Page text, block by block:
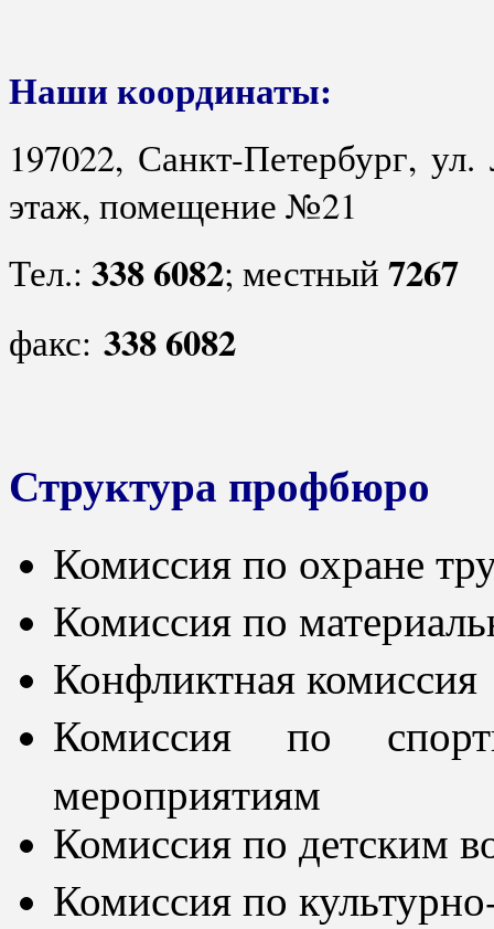
Наши координаты:
197022, Санкт-Петербург,
этаж, помещение №21
Тел.: 338 6082; местный 7267
факс: 338 6082
Структура профбюро
Комиссия по охране
Комиссия по
Конфликтная комиссия
Комиссия по
мероприятиям
Комиссия по детским
Комиссия по